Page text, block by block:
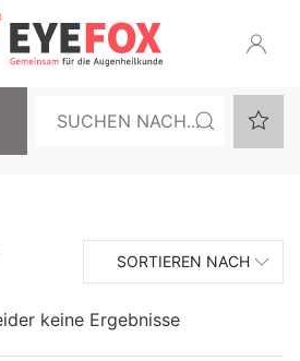
SORTIEREN NACH
keine Ergebnisse